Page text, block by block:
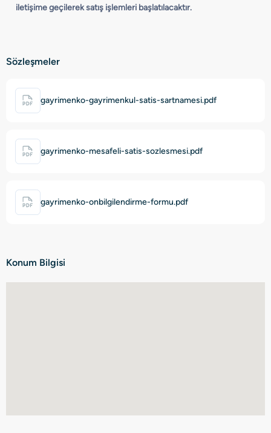
iletişime geçilerek satış işlemleri başlatılacaktır.
Sözleşmeler
gayrimenko-gayrimenkul-satis-sartnamesi.pdf
gayrimenko-mesafeli-satis-sozlesmesi.pdf
gayrimenko-onbilgilendirme-formu.pdf
Konum Bilgisi